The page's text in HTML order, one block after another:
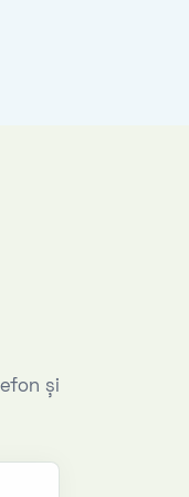
şi